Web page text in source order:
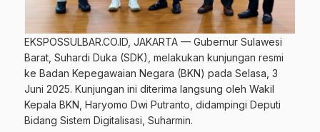
EKSPOSSULBAR.CO.ID, JAKARTA — Gubernur Sulawesi
Barat, Suhardi Duka (SDK), melakukan kunjungan resmi
ke Badan Kepegawaian Negara (BKN) pada Selasa, 3
Juni 2025. Kunjungan ini diterima langsung oleh Wakil
Kepala BKN, Haryomo Dwi Putranto, didampingi Deputi
Bidang Sistem Digitalisasi, Suharmin.